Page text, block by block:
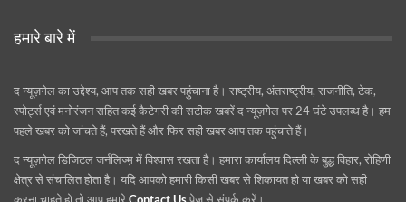
हमारे बारे में
द न्यूज़गेल का उद्देश्य, आप तक सही खबर पहुंचाना है। राष्ट्रीय, अंतराष्ट्रीय, राजनीति, टेक,
स्पोर्ट्स एवं मनोरंजन सहित कई कैटेगरी की सटीक खबरें द न्यूज़गेल पर 24 घंटे उपलब्ध है। हम
पहले खबर को जांचते हैं, परखते हैं और फिर सही खबर आप तक पहुंचाते हैं।
द न्यूज़गेल डिजिटल जर्नलिज्म़ में विश्वास रखता है। हमारा कार्यालय दिल्ली के बुद्ध विहार, रोहिणी
क्षेत्र से संचालित होता है। यदि आपको हमारी किसी खबर से शिकायत हो या खबर को सही